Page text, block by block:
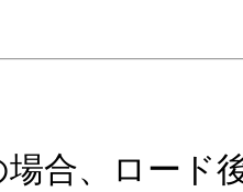
場合、ロード